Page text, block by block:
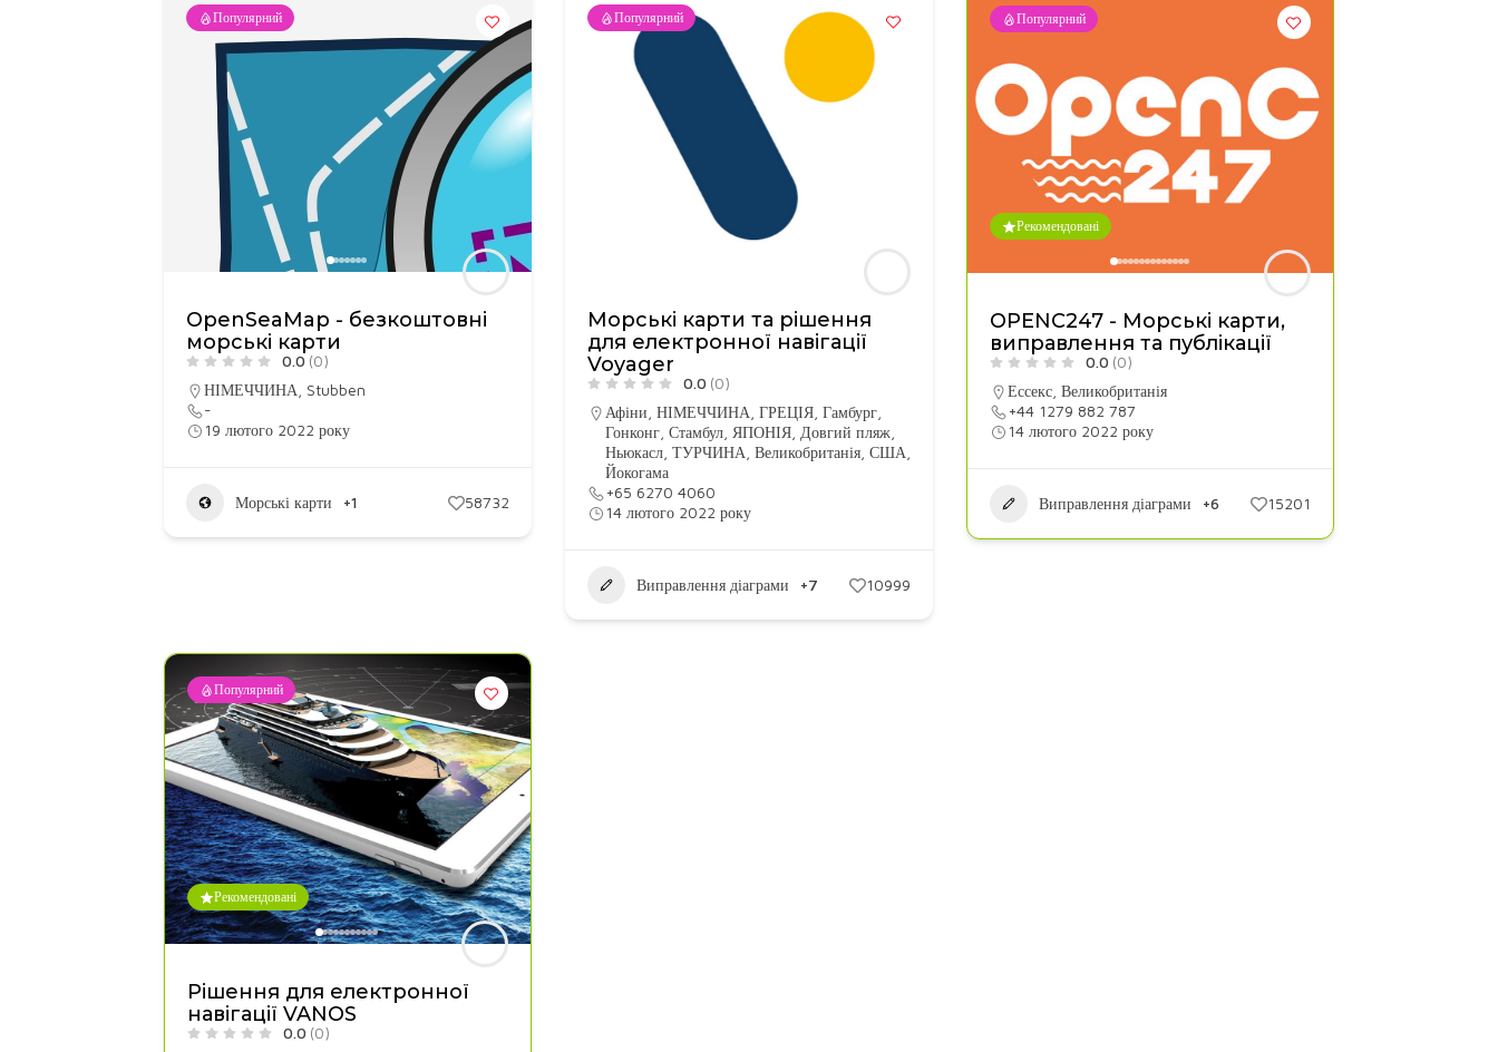
Популярний
OpenSeaMap - безкоштовні
морські карти
0.0 (0)
НІМЕЧЧИНА Stubben
-
19 лютого 2022 року
Морські карти +1 58732
Популярний
Морські карти та рішення
для електронної навігації
Voyager
0.0 (0)
Афіни НІМЕЧЧИНА ГРЕЦІЯ, Гамбург,
Гонконг, Стамбул, ЯПОНІЯ, Довгий пляж,
Ньюкасл, ТУРЧИНА Великобританія, США
Йокогама
+65 6270 4060
14 лютого 2022 року
Виправлення діаграми +7 10999
Популярний
Рекомендовані
OPENC247 - Морські карти,
виправлення та публікації
0.0 (0)
Ессекс, Великобританія
+44 1279 882 787
14 лютого 2022 року
Виправлення діаграми +6 15201
Популярний
Рекомендовані
Рішення для електронної
навігації VANOS
0.0 (0)